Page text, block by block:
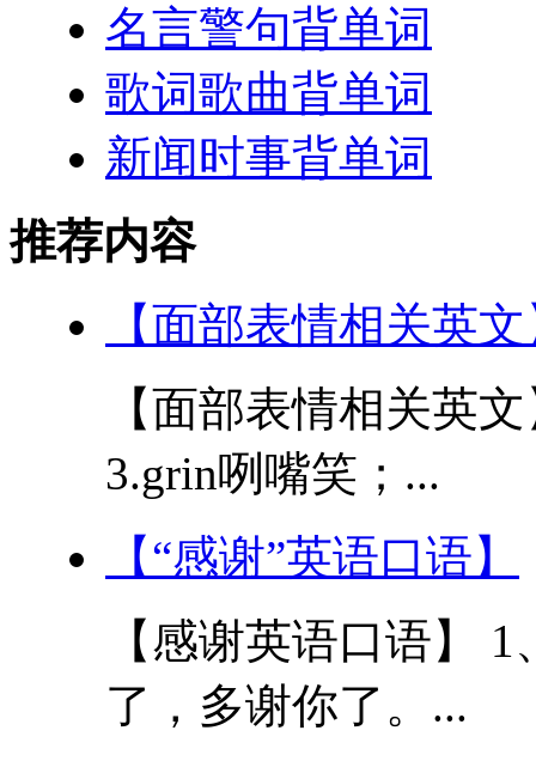
名言警句背单词
歌词歌曲背单词
新闻时事背单词
推荐内容
【面部表情相关英
【面部表情相关英
3.grin咧嘴笑；...
【“感谢”英语口语】
【感谢英语口语】
了，多谢你了。...